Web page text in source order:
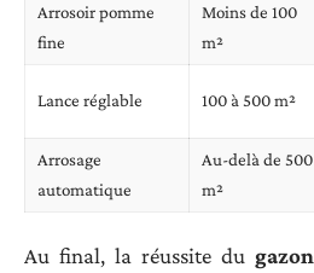
Arrosoir pomme
fine
Moins de 100
m²
Lance réglable 100 à 500 m²
Arrosage
automatique
Au-delà de 500
m²
Au final, la réussite du